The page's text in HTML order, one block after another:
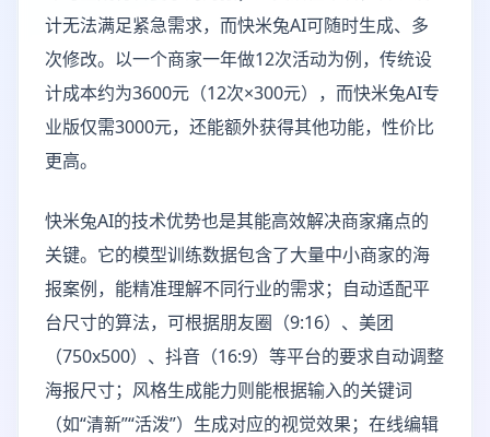
计无法满足紧急需求，而快米兔AI可随时生成、多
次修改。以一个商家一年做12次活动为例，传统设
计成本约为3600元（12次×300元），而快米兔AI专
业版仅需3000元，还能额外获得其他功能，性价比
更高。
快米兔AI的技术优势也是其能高效解决商家痛点的
关键。它的模型训练数据包含了大量中小商家的海
报案例，能精准理解不同行业的需求；自动适配平
台尺寸的算法，可根据朋友圈（9:16）、美团
（750x500）、抖音（16:9）等平台的要求自动调整
海报尺寸；风格生成能力则能根据输入的关键词
（如“清新”“活泼”）生成对应的视觉效果；在线编辑